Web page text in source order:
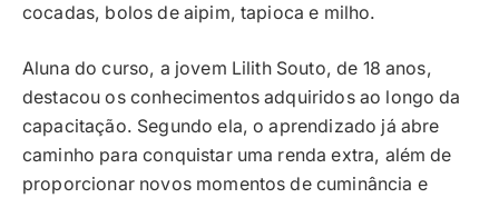
cocadas, bolos de aipim, tapioca e milho.
Aluna do curso, a jovem Lilith Souto, de 18 anos,
destacou os conhecimentos adquiridos ao longo da
capacitação. Segundo ela, o aprendizado já abre
caminho para conquistar uma renda extra, além de
proporcionar novos momentos de cuminância e